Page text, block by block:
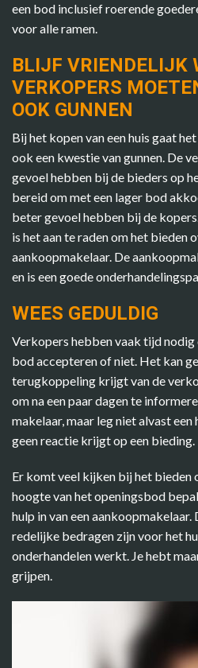
een bod inclusief roerende
voor alle ramen.
BLIJF VRIENDELIJK
VERKOPERS
OOK GUNNEN
Bij het kopen van een huis gaat
ook een kwestie van gunnen. De
gevoel hebben bij de bieders op
bereid om met een lager bod
beter gevoel hebben bij de
is het aan te raden om het bieden
aankoopmakelaar. De
en is een goede
WEES GEDULDIG
Verkopers hebben vaak tijd nodig
bod accepteren of niet. Het kan
terugkoppeling krijgt van de
om na een paar dagen te
makelaar, maar leg niet alvast
geen reactie krijgt op een bieding.
Er komt veel kijken bij het bieden
hoogte van het openingsbod
hulp in van een
redelijke bedragen zijn voor het
onderhandelen werkt. Je hebt
grijpen.